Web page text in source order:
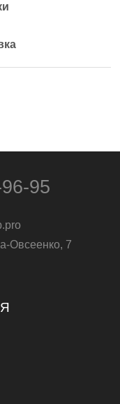
95
Овсеенко, 7